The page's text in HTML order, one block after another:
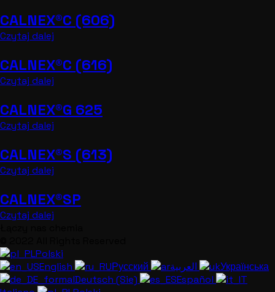
CALNEX®C (606)
Czytaj dalej
CALNEX®C (616)
Czytaj dalej
CALNEX®G 625
Czytaj dalej
CALNEX®S (613)
Czytaj dalej
CALNEX®SP
Czytaj dalej
Polski
English
Русский
Українська
Deutsch (Sie)
Español